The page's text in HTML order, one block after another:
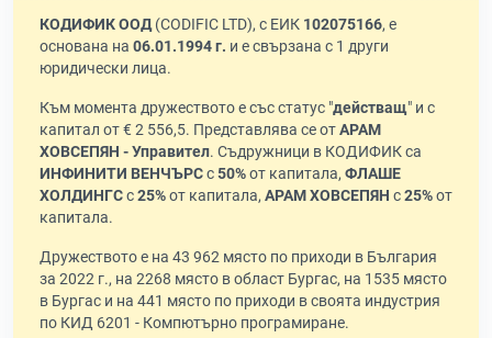
КОДИФИК ООД(CODIFIC LTD), с ЕИК 102075166, е
основана на 06.01.1994 г. и е свързана с 1 други
юридически лица.
Към момента дружеството е със статус "действащ" и с
капитал от € 2 556,5. Представлява се отАРАМ
ХОВСЕПЯН - Управител. Съдружници в КОДИФИК са
ИНФИНИТИ ВЕНЧЪРСс50%от капитала, ФЛАШЕ
ХОЛДИНГСс25%от капитала, АРАМ ХОВСЕПЯН с25%от
капитала.
Дружеството е на 43 962 място по приходи в България
за 2022 г., на 2268 място в област Бургас, на 1535 място
в Бургас и на 441 място по приходи в своята индустрия
по КИД 6201 - Компютърно програмиране.